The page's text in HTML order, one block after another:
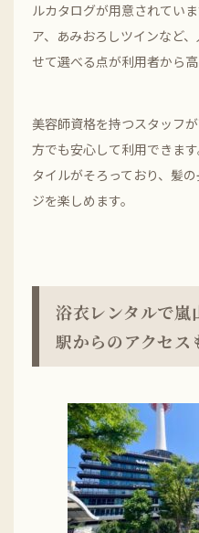
ルカタログが用意されてい
ア、あみおろしツインなど
せて選べる点が利用者から
美容師資格を持つスタッフ
方でも安心して利用できま
タイルがそろっており、髪
ジを楽しめます。
浴衣レンタルで嵐
駅からのアクセス